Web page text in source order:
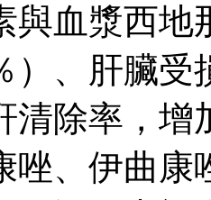
與血漿西
）、肝臟
清除率，增
唑、伊曲康